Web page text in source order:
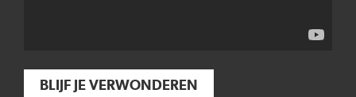
BLIJF JE VERWONDEREN